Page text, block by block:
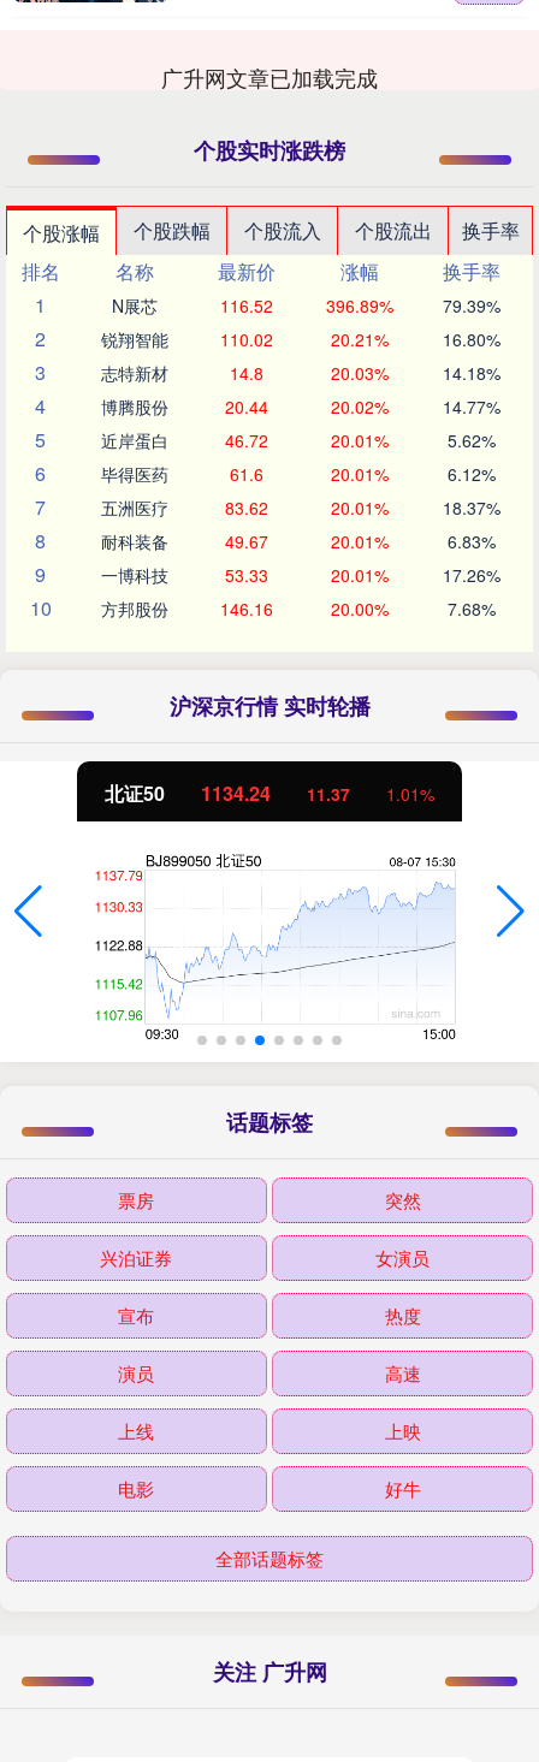
广升网文章已加载完成
个股实时涨跌榜
个股涨幅 个股跌幅 个股流入 个股流出
换手率
排名
名称 最新价 涨幅
换手率
1
N展芯 116.52 396.89% 79.39%
2 锐翔智能 110.02 20.21% 16.80%
3 志特新材 14.8 20.03% 14.18%
4 博腾股份 20.44 20.02% 14.77%
5 近岸蛋白 46.72 20.01% 5.62%
6 毕得医药 61.6 20.01% 6.12%
7 五洲医疗 83.62 20.01% 18.37%
8 耐科装备 49.67 20.01% 6.83%
9 一博科技 53.33 20.01% 17.26%
10 方邦股份 146.16 20.00% 7.68%
沪深京行情 实时轮播
北证50 1134.24 11.37 1.01%
话题标签
票房 突然
兴泊证券 女演员
宣布 热度
演员 高速
上线 上映
电影 好牛
全部话题标签
关注 广升网